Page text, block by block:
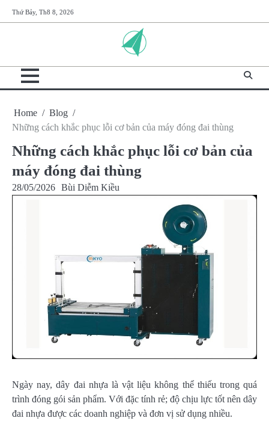
to
Thứ Bảy, Th8 8, 2026
Home
Blog
Những cách khắc phục lỗi cơ bản của máy đóng đai thùng
Những cách khắc phục lỗi cơ bản của
máy đóng đai thùng
28/05/2026 Bùi Diễm Kiều
Ngày nay, dây đai nhựa là vật liệu không thể thiếu trong quá
trình đóng gói sản phẩm. Với đặc tính rẻ; độ chịu lực tốt nên dây
đai nhựa được các doanh nghiệp và đơn vị sử dụng nhiều.